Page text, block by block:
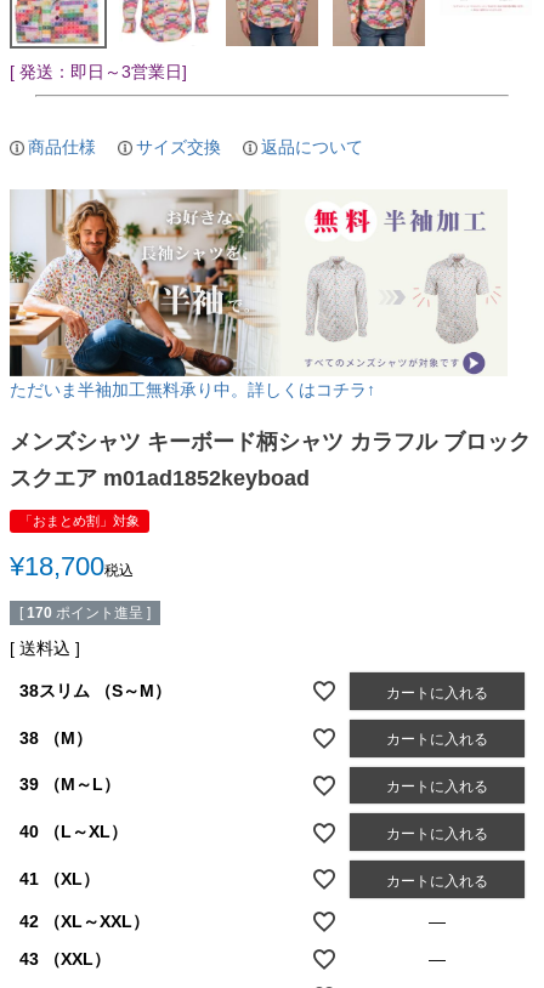
[ 発送：即日～3営業日]
商品仕様 サイズ交換 返品について
ただいま半袖加工無料承り中。詳しくはコチラ↑
メンズシャツ キーボード柄シャツ カラフル ブロック
スクエア m01ad1852keyboad
「おまとめ割」対象
¥18,700税込
[ 170 ポイント進呈 ]
送料込
38スリム （S～M） カートに入れる
38 （M） カートに入れる
39 （M～L） カートに入れる
40 （L～XL） カートに入れる
41 （XL） カートに入れる
42 （XL～XXL）
—
43 （XXL）
—